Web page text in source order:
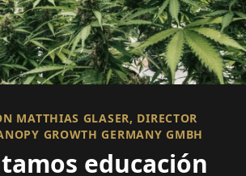
MATTHIAS GLASER, DIRECTOR
GROWTH GERMANY GMBH
educación